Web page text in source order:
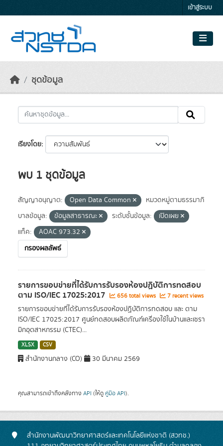
เข้าสู่ระบบ
ชุดข้อมูล
เรียงโดย
พบ 1 ชุดข้อมูล
สัญญาอนุญาต: Open Data Common
หมวดหมู่ตามธรรมาภิ
บาลข้อมูล:
ข้อมูลสาธารณะ ระดับชั้นข้อมูล:
เปิดเผย
แท็ค:
AOAC 973.32
กรองผลลัพธ์
รายการขอบข่ายที่ได้รับการรับรองห้องปฏิบัติการทดสอบ
ตาม ISO/IEC 17025:2017 656 total views 7 recent views
รายการขอบข่ายที่ได้รับการรับรองห้องปฏิบัติการทดสอบ และ ตาม
ISO/IEC 17025:2017 ศูนย์ทดสอบผลิตภัณฑ์เครื่องใช้ในบ้านและเซรา
มิกอุตสาหกรรม (CTEC)...
XLSX CSV
สำนักงานกลาง (CO) 30 มีนาคม 2569
คุณสามารถเข้าถึงคลังทาง API (ให้ดู คู่มือ API).
สำนักงานพัฒนาวิทยาศาสตร์และเทคโนโลยีแห่งชาติ (สวทช.)